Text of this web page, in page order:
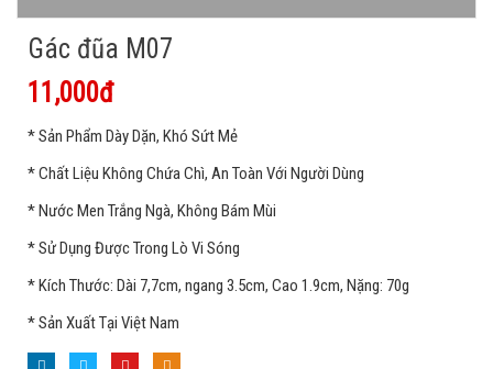
Gác đũa M07
11,000đ
* Sản Phẩm Dày Dặn, Khó Sứt Mẻ
* Chất Liệu Không Chứa Chì, An Toàn Với Người Dùng
* Nước Men Trắng Ngà, Không Bám Mùi
* Sử Dụng Được Trong Lò Vi Sóng
* Kích Thước: Dài 7,7cm, ngang 3.5cm, Cao 1.9cm, Nặng: 70g
* Sản Xuất Tại Việt Nam